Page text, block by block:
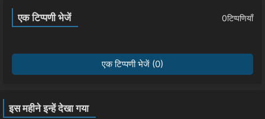
एक टिप्पणी भेजें 0टिप्पणियाँ
एक टिप्पणी भेजें (0)
इस महीने इन्हें देखा गया